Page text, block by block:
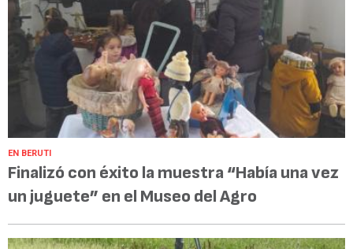
EN BERUTI
Finalizó con éxito la muestra “Había una vez
un juguete” en el Museo del Agro